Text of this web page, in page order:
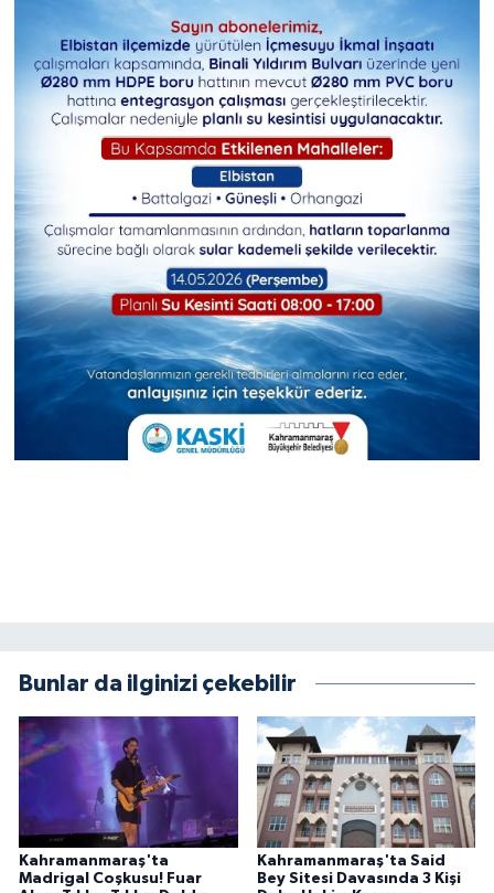
Bunlar da ilginizi çekebilir
Kahramanmaraş'ta
Madrigal Coşkusu! Fuar
Kahramanmaraş'ta Said
Bey Sitesi Davasında 3 Kişi
BİLİM TEKNOLOJİ
ASAYİŞ
SEÇİM 2015
BİLİM VE TEKNOLOJİ
YARIŞMALAR
TANITIM
HABERDE İNSAN